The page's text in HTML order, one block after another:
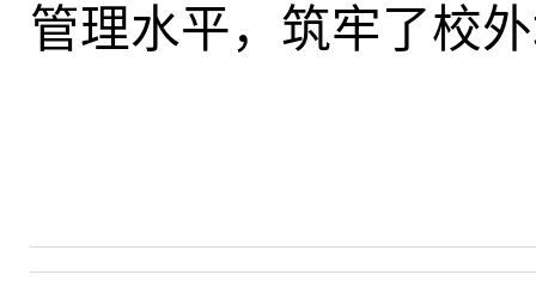
管理水平，筑牢了校